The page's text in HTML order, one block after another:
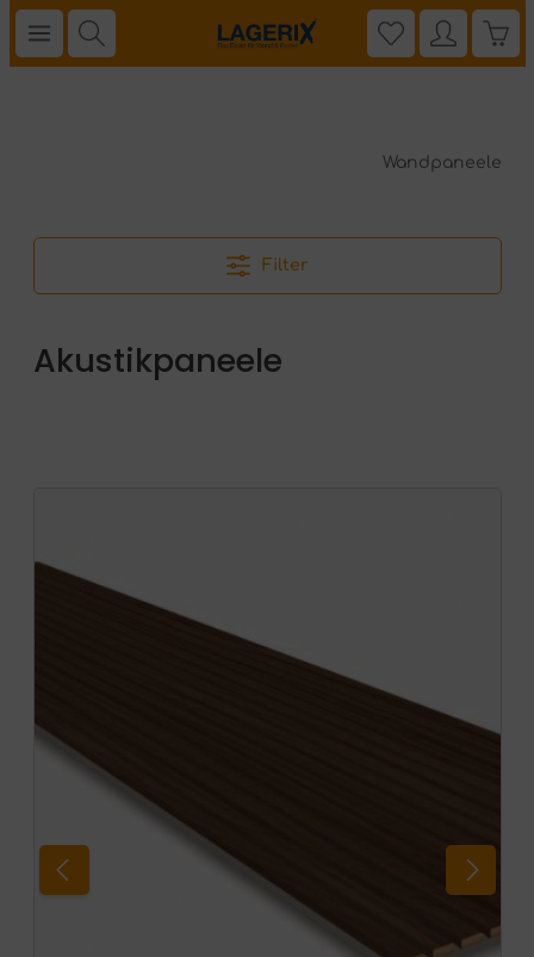
Wandpaneele
Filter
Akustikpaneele